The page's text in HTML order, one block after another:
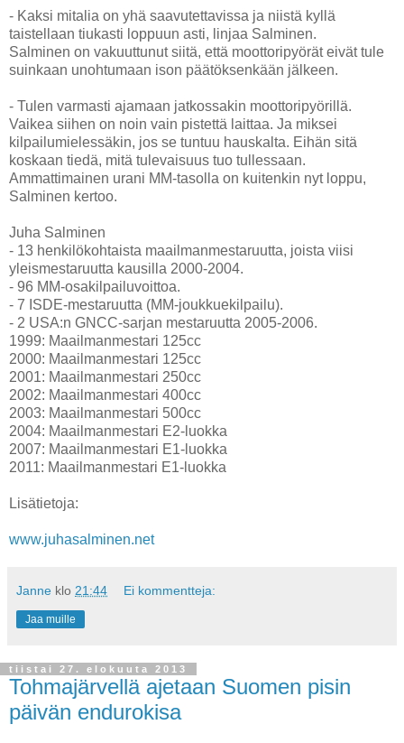
- Kaksi mitalia on yhä saavutettavissa ja niistä kyllä
taistellaan tiukasti loppuun asti, linjaa Salminen.
Salminen on vakuuttunut siitä, että moottoripyörät eivät tule
suinkaan unohtumaan ison päätöksenkään jälkeen.
- Tulen varmasti ajamaan jatkossakin moottoripyörillä.
Vaikea siihen on noin vain pistettä laittaa. Ja miksei
kilpailumielessäkin, jos se tuntuu hauskalta. Eihän sitä
koskaan tiedä, mitä tulevaisuus tuo tullessaan.
Ammattimainen urani MM-tasolla on kuitenkin nyt loppu,
Salminen kertoo.
Juha Salminen
- 13 henkilökohtaista maailmanmestaruutta, joista viisi
yleismestaruutta kausilla 2000-2004.
- 96 MM-osakilpailuvoittoa.
- 7 ISDE-mestaruutta (MM-joukkuekilpailu).
- 2 USA:n GNCC-sarjan mestaruutta 2005-2006.
1999: Maailmanmestari 125cc
2000: Maailmanmestari 125cc
2001: Maailmanmestari 250cc
2002: Maailmanmestari 400cc
2003: Maailmanmestari 500cc
2004: Maailmanmestari E2-luokka
2007: Maailmanmestari E1-luokka
2011: Maailmanmestari E1-luokka
Lisätietoja:
www.juhasalminen.net
Janne klo 21:44 Ei kommentteja:
Jaa muille
tiistai 27. elokuuta 2013
Tohmajärvellä ajetaan Suomen pisin
päivän endurokisa